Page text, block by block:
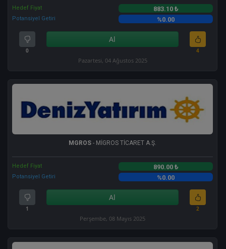
Hedef Fiyat 883.10 ₺
Potansiyel Getiri %0.00
0
Al
4
Pazartesi, 04 Ağustos 2025
MGROS - MİGROS TİCARET A.Ş.
Hedef Fiyat 890.00 ₺
Potansiyel Getiri %0.00
1
Al
2
Perşembe, 08 Mayıs 2025